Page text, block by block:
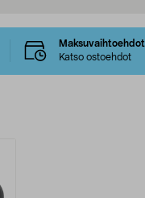
Maksuvaihtoehdot
Katso ostoehdot